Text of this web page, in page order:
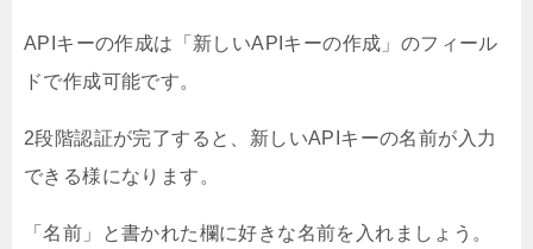
APIキーの作成は「新しいAPIキーの作成」のフィール
ドで作成可能です。
2段階認証が完了すると、新しいAPIキーの名前が入力
できる様になります。
「名前」と書かれた欄に好きな名前を入れましょう。